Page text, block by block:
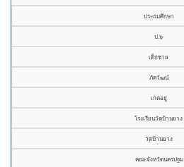
ประถมศึกษา
ป.๖
เด็กชาย
ภัควัฒน์
เกตอยู่
โรงเรียนวัดบ้านยาง
วัดบ้านยาง
คณะจังหวัดนครปฐม